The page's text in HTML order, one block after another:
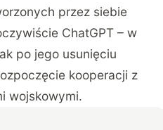
przez siebie
ChatGPT – w
po jego usunięciu
kooperacji z
wojskowymi.